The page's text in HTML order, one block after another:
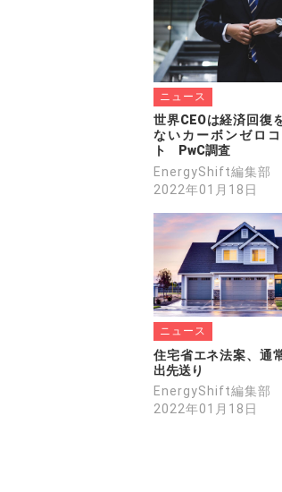
ニュース
世界CEOは経済回復
ないカーボンゼロ
ト　PwC調査
EnergyShift編集部
2022年01月18日
ニュース
住宅省エネ法案、通
出先送り
EnergyShift編集部
2022年01月18日